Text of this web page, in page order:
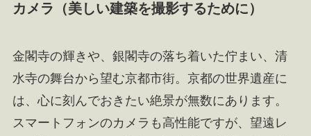
カメラ（美しい建築を撮影するために）
金閣寺の輝きや、銀閣寺の落ち着いた佇まい、清
水寺の舞台から望む京都市街。京都の世界遺産に
は、心に刻んでおきたい絶景が無数にあります。
スマートフォンのカメラも高性能ですが、望遠レ